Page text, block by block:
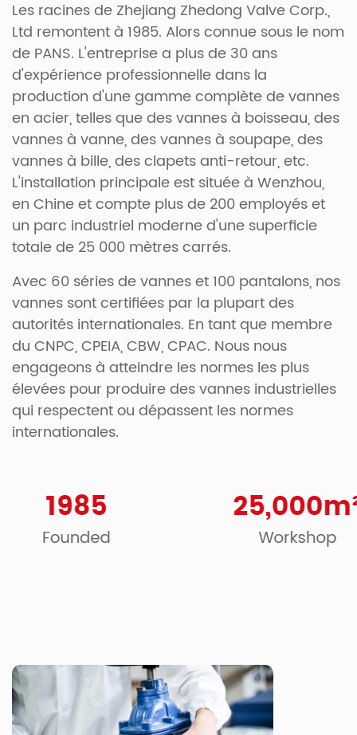
Les racines de Zhejiang Zhedong Valve Corp.,
Ltd remontent à 1985. Alors connue sous le nom
de PANS. L'entreprise a plus de 30 ans
d'expérience professionnelle dans la
production d'une gamme complète de vannes
en acier, telles que des vannes à boisseau, des
vannes à vanne, des vannes à soupape, des
vannes à bille, des clapets anti-retour, etc.
L'installation principale est située à Wenzhou,
en Chine et compte plus de 200 employés et
un parc industriel moderne d'une superficie
totale de 25 000 mètres carrés.
Avec 60 séries de vannes et 100 pantalons, nos
vannes sont certifiées par la plupart des
autorités internationales. En tant que membre
du CNPC, CPEIA, CBW, CPAC. Nous nous
engageons à atteindre les normes les plus
élevées pour produire des vannes industrielles
qui respectent ou dépassent les normes
internationales.